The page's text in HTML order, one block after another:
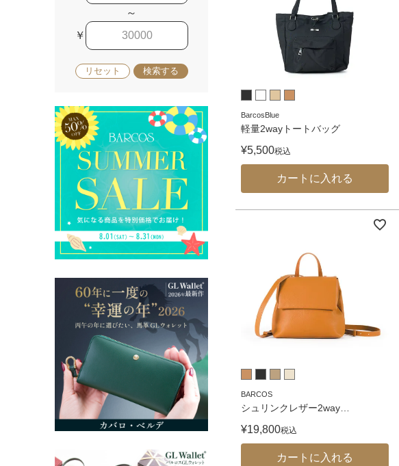
～
￥
リセット 検索する
BarcosBlue
軽量2wayトートバッグ
¥5,500税込
カートに入れる
BARCOS
シュリンクレザー2way
¥19,800税込
カートに入れる